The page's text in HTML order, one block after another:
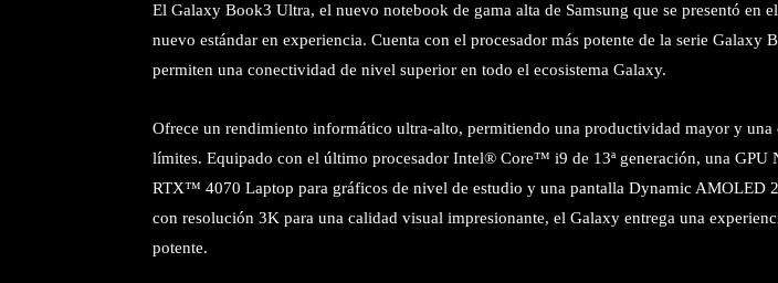
El Galaxy Book3 Ultra, el nuevo notebook de gama alta de Samsung que se presentó en
nuevo estándar en experiencia. Cuenta con el procesador más potente de la serie Galaxy
permiten una conectividad de nivel superior en todo el ecosistema Galaxy.
Ofrece un rendimiento informático ultra-alto, permitiendo una productividad mayor y una
límites. Equipado con el último procesador Intel® Core™ i9 de 13ª generación, una
RTX™ 4070 Laptop para gráficos de nivel de estudio y una pantalla Dynamic AMOLED
con resolución 3K para una calidad visual impresionante, el Galaxy entrega una
potente.